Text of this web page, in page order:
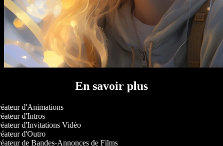
En savoir plus
d'Animations
d'Intros
d'Invitations Vidéo
d'Outro
de Bandes-Annonces de Films